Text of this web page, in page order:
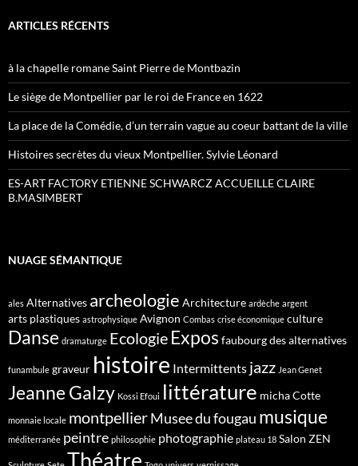
ARTICLES RÉCENTS
à la chapelle romane Saint Pierre de Montbazin
Le siège de Montpellier par le roi de France en 1622
La place de la Comédie, d’un terrain vague au coeur battant de la ville
Histoires secrètes du vieux Montpellier. Sylvie Léonard
ES-ART FACTORY ETIENNE SCHWARCZ ACCUEILLE CLAIRE
B.MASIMBERT
NUAGE SÉMANTIQUE
ales Alternatives archeologie Architecture ardèche argent
arts plastiques astrophysique Avignon Combas crise économique culture
Danse dramaturge Ecologie Expos faubourg des alternatives
funambule graveur histoire Intermittents jazz Jean Genet
Jeanne Galzy Kossi Efoui littérature micha Cotte
monnaie locale montpellierMusee du fougau musique
méditerranée peintre philosophie photographie plateau 18 Salon ZEN
Théatre